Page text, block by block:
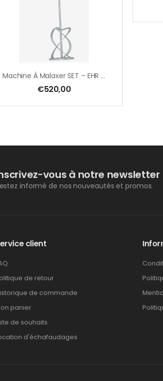
Machine À Malaxer SET – EHR 23/2.5 S – 180 Mm + Mélangeur MG 160 – 1800 W – Câble PUR
€520,00
vous à notre newsletter
informé de nos nouveautés et promos.
client
de retour
de commande
panier
de souhaits
d'échafaudages